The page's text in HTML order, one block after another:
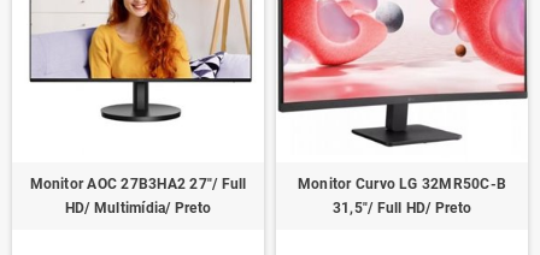
Monitor AOC 27B3HA2 27"/ Full
HD/ Multimídia/ Preto
Monitor Curvo LG 32MR50C-B
31,5"/ Full HD/ Preto